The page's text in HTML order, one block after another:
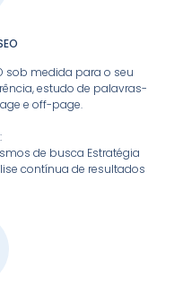
sob medida para o seu
estudo de palavras-
e off-page.
de busca Estratégia
contínua de resultados